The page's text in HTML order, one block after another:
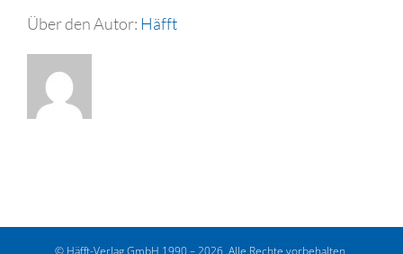
Über den Autor: Häfft
© Häfft-Verlag GmbH 1990 – 2026. Alle Rechte vorbehalten.